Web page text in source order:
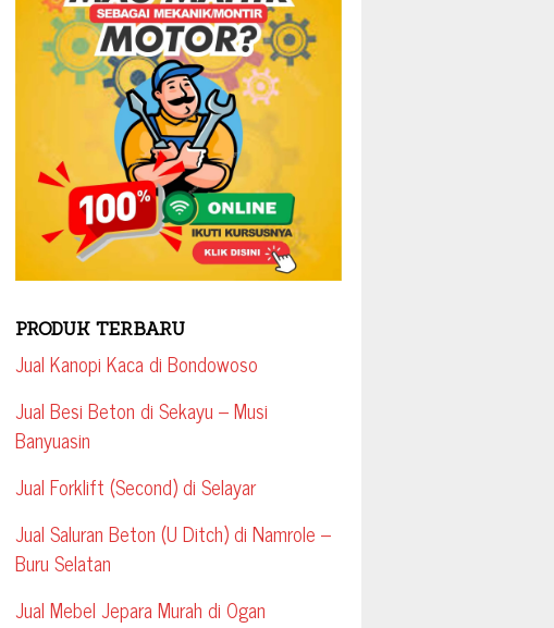
PRODUK TERBARU
Jual Kanopi Kaca di Bondowoso
Jual Besi Beton di Sekayu – Musi
Banyuasin
Jual Forklift (Second) di Selayar
Jual Saluran Beton (U Ditch) di Namrole –
Buru Selatan
Jual Mebel Jepara Murah di Ogan